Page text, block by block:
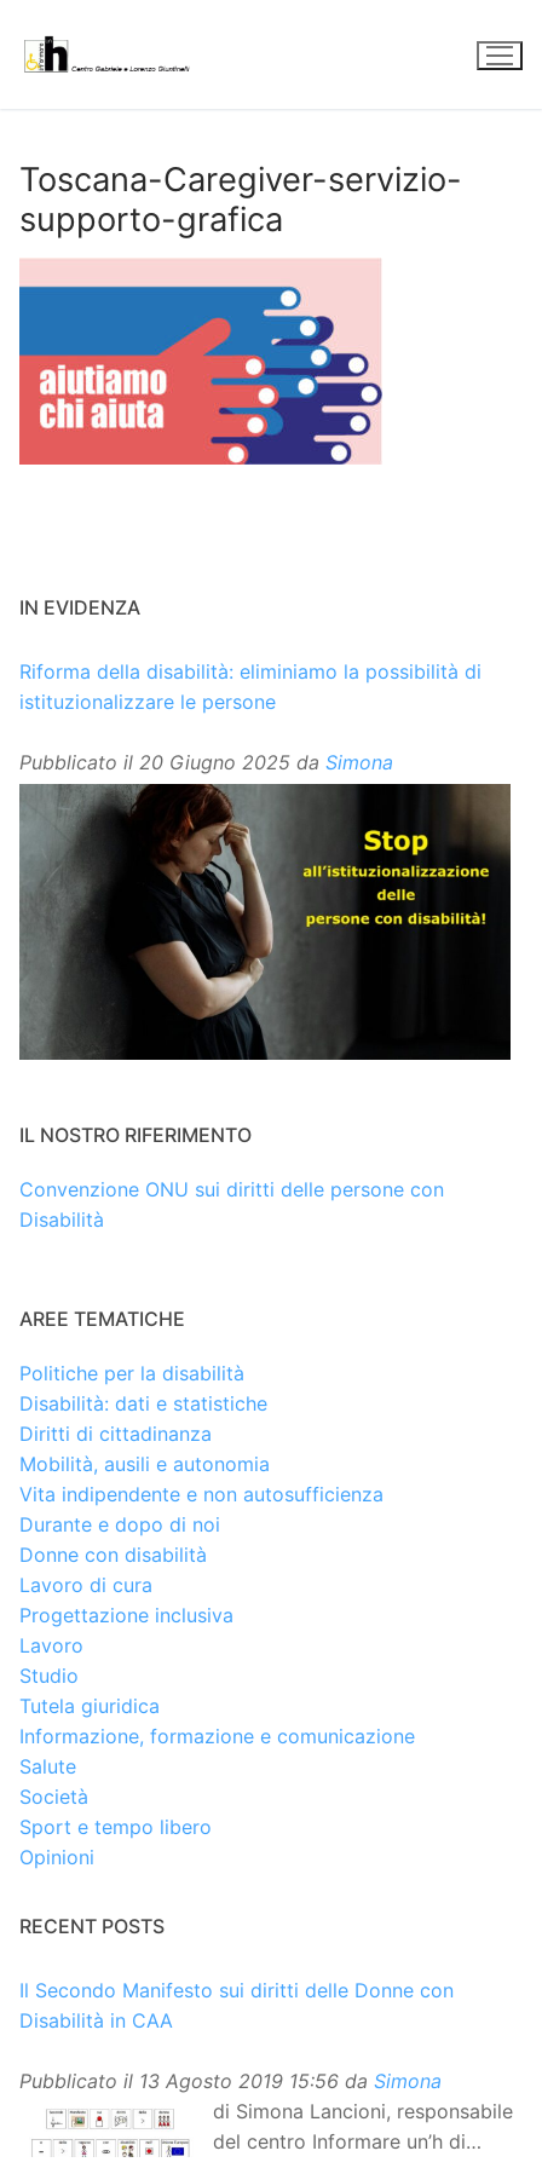
contenuto
Toscana-Caregiver-servizio-
supporto-grafica
IN EVIDENZA
Riforma della disabilità: eliminiamo la possibilità di
istituzionalizzare le persone
Pubblicato il 20 Giugno 2025 da Simona
IL NOSTRO RIFERIMENTO
Convenzione ONU sui diritti delle persone con
Disabilità
AREE TEMATICHE
Politiche per la disabilità
Disabilità: dati e statistiche
Diritti di cittadinanza
Mobilità, ausili e autonomia
Vita indipendente e non autosufficienza
Durante e dopo di noi
Donne con disabilità
Lavoro di cura
Progettazione inclusiva
Lavoro
Studio
Tutela giuridica
Informazione, formazione e comunicazione
Salute
Società
Sport e tempo libero
Opinioni
RECENT POSTS
Il Secondo Manifesto sui diritti delle Donne con
Disabilità in CAA
Pubblicato il 13 Agosto 2019 15:56 da Simona
di Simona Lancioni, responsabile
del centro Informare un’h di